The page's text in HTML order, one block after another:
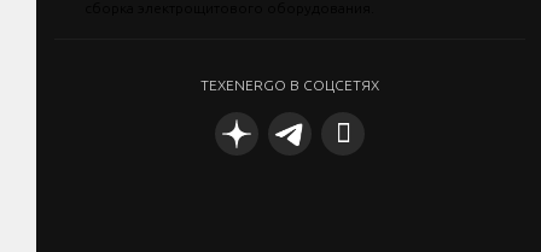
TEXENERGO В СОЦСЕТЯХ